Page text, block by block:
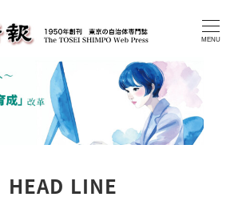
MENU
HEAD LINE